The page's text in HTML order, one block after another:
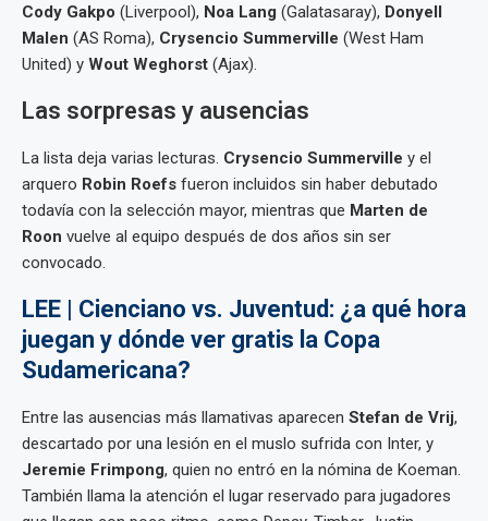
Cody Gakpo (Liverpool), Noa Lang (Galatasaray), Donyell
Malen (AS Roma), Crysencio Summerville (West Ham
United) y Wout Weghorst (Ajax).
Las sorpresas y ausencias
La lista deja varias lecturas. Crysencio Summerville y el
arquero Robin Roefs fueron incluidos sin haber debutado
todavía con la selección mayor, mientras que Marten de
Roon vuelve al equipo después de dos años sin ser
convocado.
LEE | Cienciano vs. Juventud: ¿a qué hora
juegan y dónde ver gratis la Copa
Sudamericana?
Entre las ausencias más llamativas aparecen Stefan de Vrij,
descartado por una lesión en el muslo sufrida con Inter, y
Jeremie Frimpong, quien no entró en la nómina de Koeman.
También llama la atención el lugar reservado para jugadores